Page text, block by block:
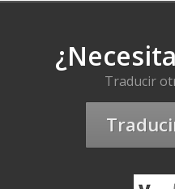
Traducir